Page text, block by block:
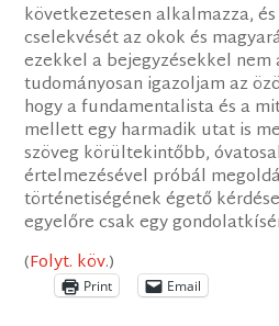
következetesen alkalmazza,
cselekvését az okok és
ezekkel a bejegyzésekkel nem
tudományosan igazoljam az
hogy a fundamentalista és a
mellett egy harmadik utat is
szöveg körültekintőbb,
értelmezésével próbál
történetiségének égető
egyelőre csak egy
(Folyt. köv.)
Print Email